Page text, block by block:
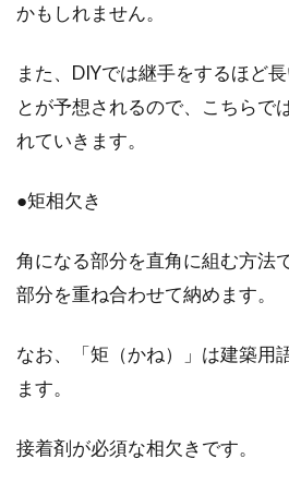
かもしれません。
また、DIYでは継手をするほど
とが予想されるので、こちらで
れていきます。
●矩相欠き
角になる部分を直角に組む方法
部分を重ね合わせて納めます。
なお、「矩（かね）」は建築用
ます。
接着剤が必須な相欠きです。